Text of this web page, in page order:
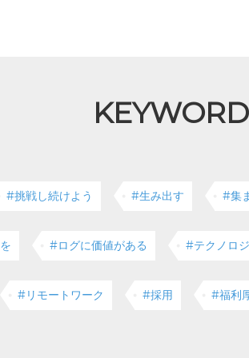
#挑戦し続けよう #生み出す #集
#ログに価値がある #テクノロ
#リモートワーク #採用 #福利